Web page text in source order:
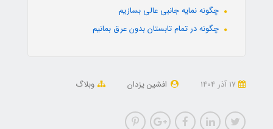
چگونه نمایه جانبی عالی بسازیم
چگونه در تمام تابستان بدون عرق بمانیم
افشین یزدان وبلاگ